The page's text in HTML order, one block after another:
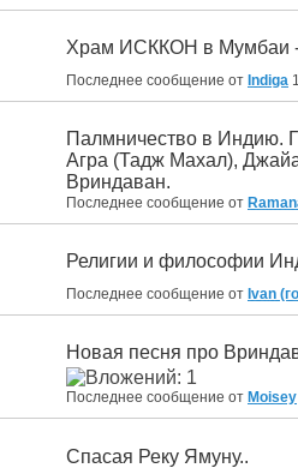
Храм ИСККОН в Мумбаи -
Последнее сообщение от Indiga
Палмничество в Индию.
Агра (Тадж Махал),
Вриндаван.
Последнее сообщение от
Религии и философии
Последнее сообщение от Ivan
Новая песня про
Последнее сообщение от Moisey
Спасая Реку Ямуну..